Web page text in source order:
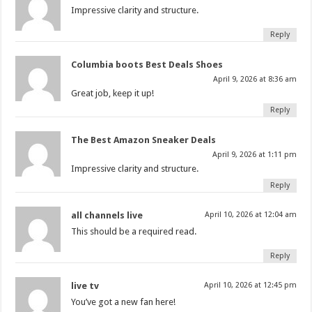
Impressive clarity and structure.
Reply
Columbia boots Best Deals Shoes
April 9, 2026 at 8:36 am
Great job, keep it up!
Reply
The Best Amazon Sneaker Deals
April 9, 2026 at 1:11 pm
Impressive clarity and structure.
Reply
all channels live April 10, 2026 at 12:04 am
This should be a required read.
Reply
live tv April 10, 2026 at 12:45 pm
You’ve got a new fan here!